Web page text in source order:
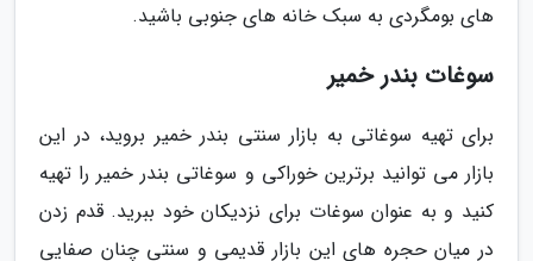
های بومگردی به سبک خانه های جنوبی باشید.
سوغات بندر خمیر
برای تهیه سوغاتی به بازار سنتی بندر خمیر بروید، در این
بازار می توانید برترین خوراکی و سوغاتی بندر خمیر را تهیه
کنید و به عنوان سوغات برای نزدیکان خود ببرید. قدم زدن
در میان حجره های این بازار قدیمی و سنتی چنان صفایی